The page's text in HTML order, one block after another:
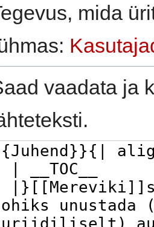
mida
vaadata ja